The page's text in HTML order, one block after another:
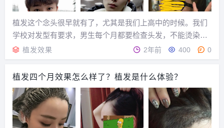
植发这个念头很早就有了，尤其是我们上高中的时候。我们
学校对发型有要求，男生每个月都要检查头发，不能烫染不
能留长头发，那时候留着个板寸就觉得自己的发际线很高，
而且因为我的下巴比较尖，下庭也短，所以就显得额头更
大，发际线更高，所以上了大学就开始一直留刘海，来掩...
植发效果 2年前 400 0
植发四个月效果怎么样了？植发是什么体验？